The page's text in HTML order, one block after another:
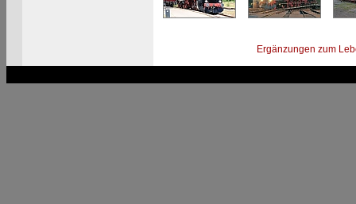
Ergänzungen zum